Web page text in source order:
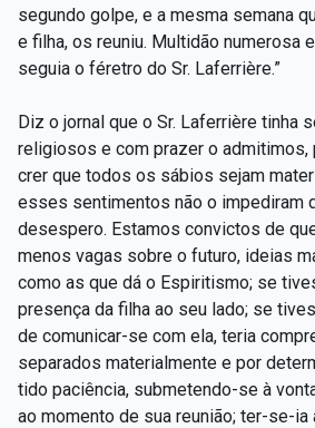
segundo golpe, e a mesma semana
e filha, os reuniu. Multidão numerosa
seguia o féretro do Sr. Laferrière.”
Diz o jornal que o Sr. Laferrière tinha
religiosos e com prazer o admitimos,
crer que todos os sábios sejam
esses sentimentos não o impediram
desespero. Estamos convictos de
menos vagas sobre o futuro, ideias
como as que dá o Espiritismo; se
presença da filha ao seu lado; se
de comunicar-se com ela, teria
separados materialmente e por
tido paciência, submetendo-se à
ao momento de sua reunião; ter-se-ia